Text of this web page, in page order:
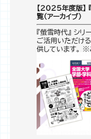
【2025年度版】
覧（アーカイブ）
『螢雪時代』 シ
ご活用いただけ
供しています。